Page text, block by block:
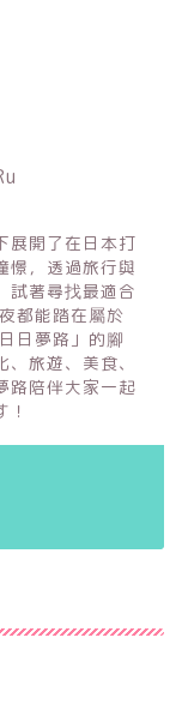
展開了在日本打
憬，透過旅行與
試著尋找最適合
都能踏在屬於
日夢路」的腳
旅遊、美食、
路陪伴大家一起